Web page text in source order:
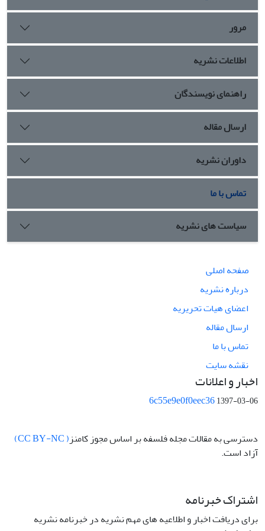
مرور
اطلاعات نشریه
راهنمای نویسندگان
ارسال مقاله
داوران نشریه
تماس با ما
سیاست های نشریه
صفحه اصلی
درباره نشریه
اعضای هیات تحریریه
ارسال مقاله
تماس با ما
نقشه سایت
اخبار و اعلانات
6c55e9e0f0eec361397-03-06
دسترسی به مقالات مجله فلسفه بر اساس مجوز کامنز( CC BY-NC)
آزاد است.
اشتراک خبرنامه
برای دریافت اخبار و اطلاعیه های مهم نشریه در خبرنامه نشریه